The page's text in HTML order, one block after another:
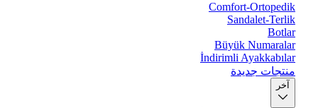
Comfort-Ortopedik
Sandalet-Terlik
Botlar
Büyük Numaralar
İndirimli Ayakkabılar
منتجات جديدة
آخر